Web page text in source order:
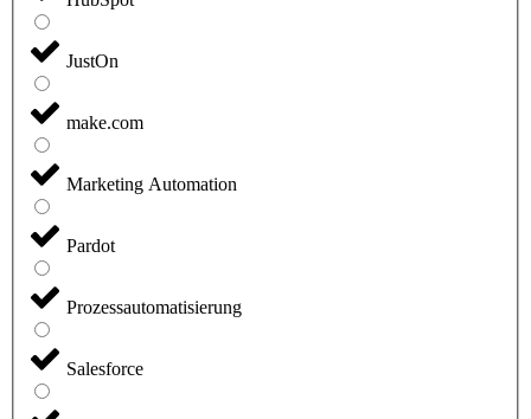
JustOn
make.com
Marketing Automation
Pardot
Prozessautomatisierung
Salesforce